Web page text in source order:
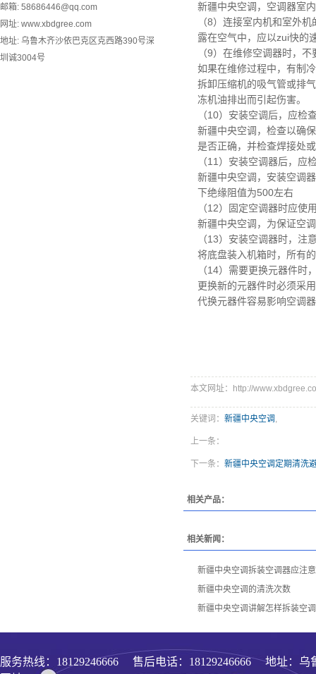
邮箱: 58686446@qq.com
网址: www.xbdgree.com
地址: 乌鲁木齐沙依巴克区克西路390号深
圳诚3004号
新疆中央空调， 空调器室
（8）连接室内机和室外
露在空气中，应以zui快的
（9）在维修空调器时，
如果在维修过程中，有制
拆卸压缩机的吸气管或排
冻机油排出而引起伤害。
（10）安装空调后，应检
新疆中央空调， 检查以确
是否正确，并检查焊接处
（11）安装空调器后，应
新疆中央空调， 安装空调
下绝缘阻值为500左右
（12）固定空调器时应使
新疆中央空调， 为保证空
（13）安装空调器时，注
将底盘装入机箱时，所有
（14）需要更换元器件时
更换新的元器件时必须采
代换元器件容易影响空调
本文网址：http://
关键词： 新疆中央空调 ,
上一条：
下一条： 新疆中央空调定期清洗
相关产品：
相关新闻：
新疆中央空调拆装空调器应注
新疆中央空调的清洗次数
新疆中央空调讲解怎样拆装空
服务热线： 18129246666 售后电话：18129246666 地址：乌